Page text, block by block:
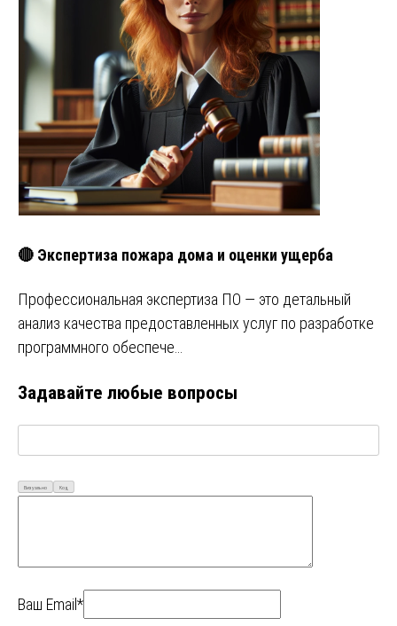
🔴 Экспертиза пожара дома и оценки ущерба
Профессиональная экспертиза ПО — это детальный
анализ качества предоставленных услуг по разработке
программного обеспече…
Задавайте любые вопросы
Визуально Код
Ваш Email*